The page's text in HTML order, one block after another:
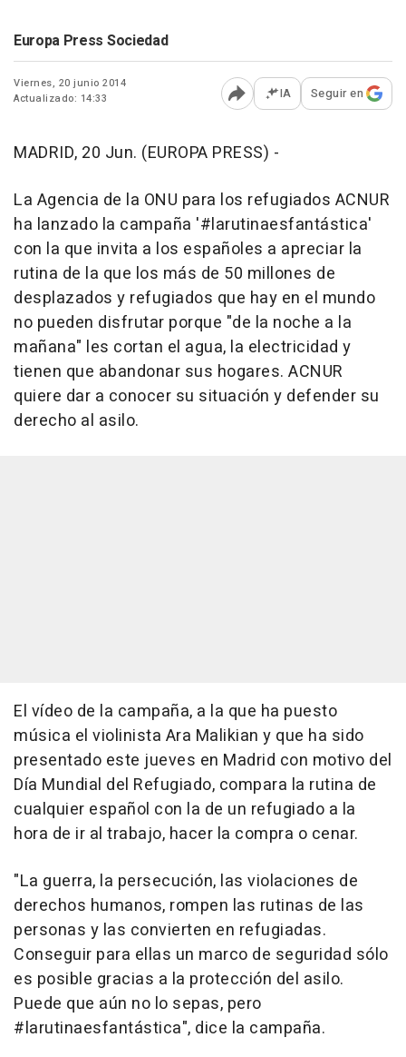
Europa Press Sociedad
Viernes, 20 junio 2014
Actualizado: 14:33
Abrir opciones para
IA Seguir en
MADRID, 20 Jun. (EUROPA PRESS) -
La Agencia de la ONU para los refugiados ACNUR
ha lanzado la campaña '#larutinaesfantástica'
con la que invita a los españoles a apreciar la
rutina de la que los más de 50 millones de
desplazados y refugiados que hay en el mundo
no pueden disfrutar porque "de la noche a la
mañana" les cortan el agua, la electricidad y
tienen que abandonar sus hogares. ACNUR
quiere dar a conocer su situación y defender su
derecho al asilo.
El vídeo de la campaña, a la que ha puesto
música el violinista Ara Malikian y que ha sido
presentado este jueves en Madrid con motivo del
Día Mundial del Refugiado, compara la rutina de
cualquier español con la de un refugiado a la
hora de ir al trabajo, hacer la compra o cenar.
"La guerra, la persecución, las violaciones de
derechos humanos, rompen las rutinas de las
personas y las convierten en refugiadas.
Conseguir para ellas un marco de seguridad sólo
es posible gracias a la protección del asilo.
Puede que aún no lo sepas, pero
#larutinaesfantástica", dice la campaña.